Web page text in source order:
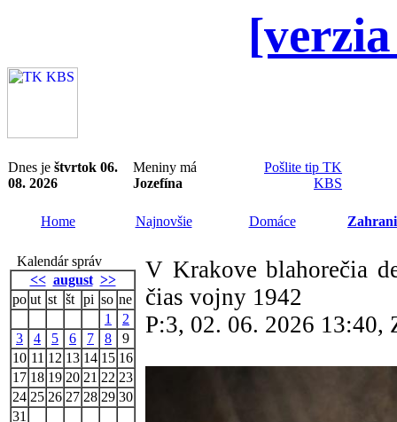
Dnes je štvrtok 06.
08. 2026
Meniny má
Jozefína
Pošlite tip TK
KBS
Home Najnovšie Domáce
Kalendár správ
<< august >>
po ut st št pi so ne
1
2
3
4 5 6 7 8
9
10 11 12 13 14 15 16
17 18 19 20 21 22 23
24 25 26 27 28 29 30
31
V Krakove blahorečia
čias vojny 1942
P:3, 02. 06. 2026 13:40,